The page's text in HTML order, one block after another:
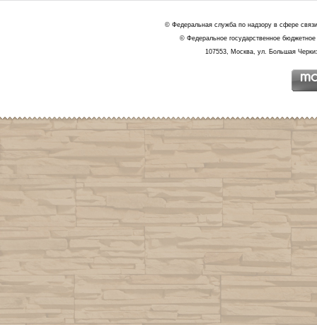
© Федеральная служба по надзору в сфере
© Федеральное государственное
107553, Москва, ул. Большая